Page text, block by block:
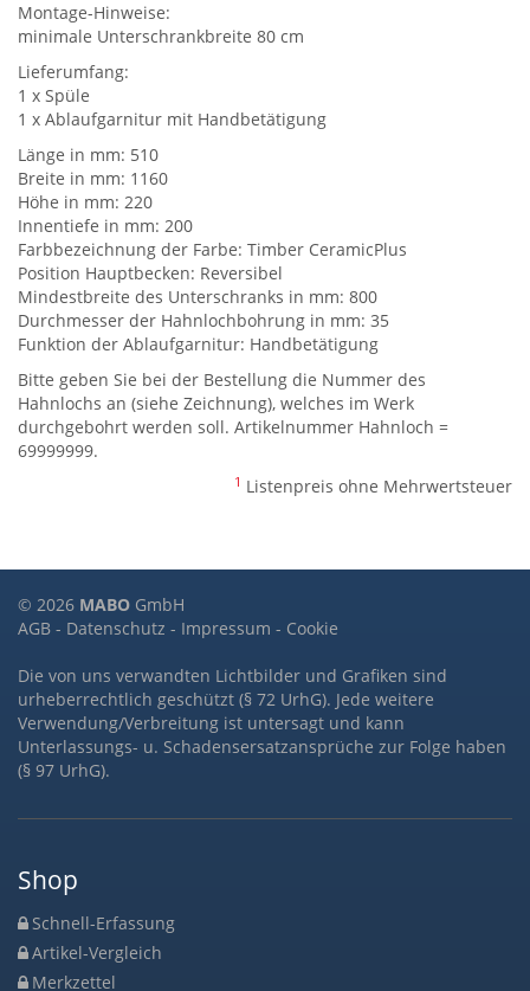
Montage-Hinweise:
minimale Unterschrankbreite 80 cm
Lieferumfang:
1 x Spüle
1 x Ablaufgarnitur mit Handbetätigung
Länge in mm: 510
Breite in mm: 1160
Höhe in mm: 220
Innentiefe in mm: 200
Farbbezeichnung der Farbe: Timber CeramicPlus
Position Hauptbecken: Reversibel
Mindestbreite des Unterschranks in mm: 800
Durchmesser der Hahnlochbohrung in mm: 35
Funktion der Ablaufgarnitur: Handbetätigung
Bitte geben Sie bei der Bestellung die Nummer des
Hahnlochs an (siehe Zeichnung), welches im Werk
durchgebohrt werden soll. Artikelnummer Hahnloch =
69999999.
1 Listenpreis ohne Mehrwertsteuer
© 2026 MABO GmbH
AGB - Datenschutz - Impressum - Cookie
Die von uns verwandten Lichtbilder und Grafiken sind
urheberrechtlich geschützt (§ 72 UrhG). Jede weitere
Verwendung/Verbreitung ist untersagt und kann
Unterlassungs- u. Schadensersatzansprüche zur Folge haben
(§ 97 UrhG).
Shop
Schnell-Erfassung
Artikel-Vergleich
Merkzettel